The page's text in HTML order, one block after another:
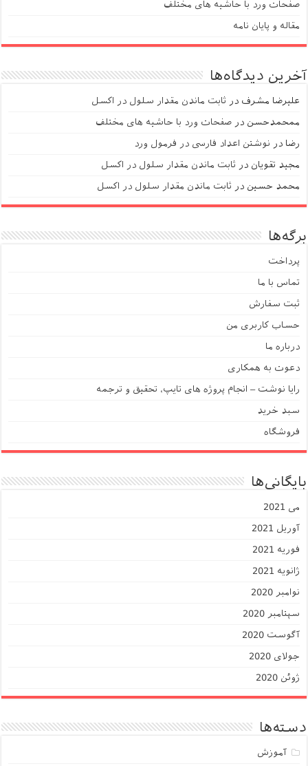
صفحات ورد با حاشیه های مختلف
مقاله و پایان نامه
آخرین دیدگاه‌ها
علیرضا مشرف در ثابت ماندن مقدار سلول در اکسل
ممحمدحسن درصفحات ورد با حاشیه های مختلف
رضا در نوشتن اعداد فارسی در فرمول ورد
مجید تقویان در ثابت ماندن مقدار سلول در اکسل
محمد حسین در ثابت ماندن مقدار سلول در اکسل
برگه‌ها
پرداخت
تماس با ما
ثبت سفارش
حساب کاربری من
درباره ما
دعوت به همکاری
رایا نوشت – انجام پروژه های تایپ، تحقیق و ترجمه
سبد خرید
فروشگاه
بایگانی‌ها
می 2021
آوریل 2021
فوریه 2021
ژانویه 2021
نوامبر 2020
سپتامبر 2020
آگوست 2020
جولای 2020
ژوئن 2020
دسته‌ها
آموزش